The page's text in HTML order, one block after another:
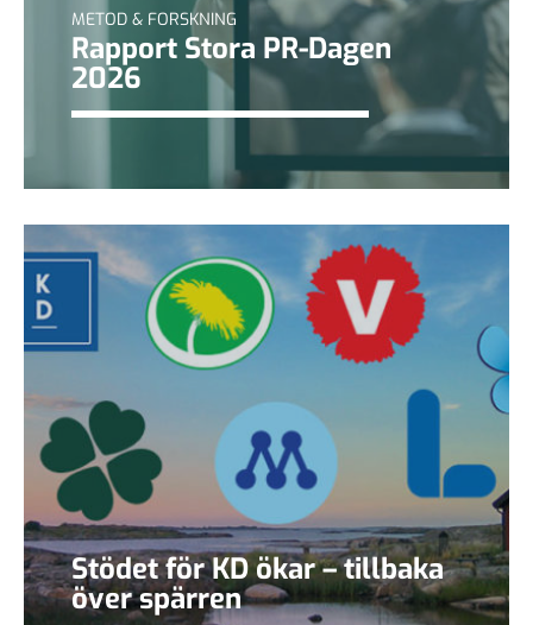
METOD & FORSKNING
Rapport Stora PR-Dagen
2026
Stödet för KD ökar – tillbaka
över spärren